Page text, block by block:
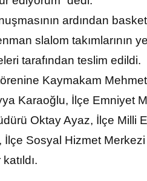
ardından
slalom takımlarının
tarafından teslim edildi.
Kaymakam
Karaoğlu, İlçe Emniyet
Oktay Ayaz, İlçe Milli
Sosyal Hizmet